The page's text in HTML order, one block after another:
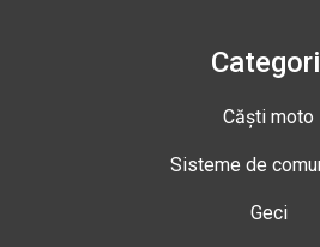
Căști moto
Sisteme de
Geci